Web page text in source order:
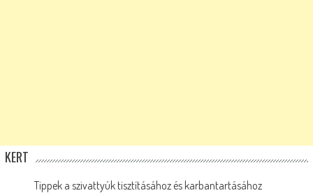
KERT
Tippek a szivattyúk tisztításához és karbantartásához